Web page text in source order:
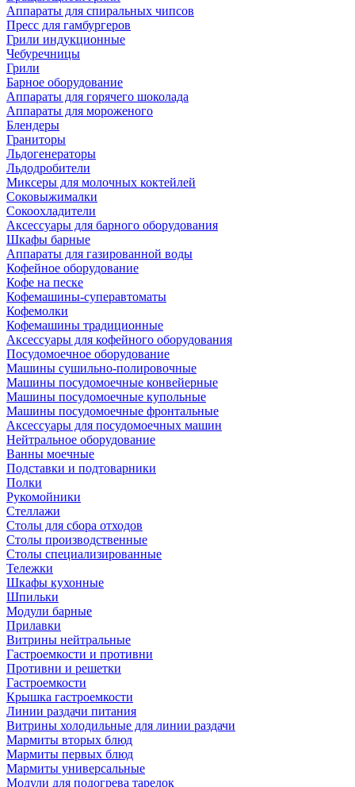
Аппараты для спиральных чипсов
Пресс для гамбургеров
Грили индукционные
Чебуречницы
Грили
Барное оборудование
Аппараты для горячего шоколада
Аппараты для мороженого
Блендеры
Граниторы
Льдогенераторы
Льдодробители
Миксеры для молочных коктейлей
Соковыжималки
Сокоохладители
Аксессуары для барного оборудования
Шкафы барные
Аппараты для газированной воды
Кофейное оборудование
Кофе на песке
Кофемашины-суперавтоматы
Кофемолки
Кофемашины традиционные
Аксессуары для кофейного оборудования
Посудомоечное оборудование
Машины сушильно-полировочные
Машины посудомоечные конвейерные
Машины посудомоечные купольные
Машины посудомоечные фронтальные
Аксессуары для посудомоечных машин
Нейтральное оборудование
Ванны моечные
Подставки и подтоварники
Полки
Рукомойники
Стеллажи
Столы для сбора отходов
Столы производственные
Столы специализированные
Тележки
Шкафы кухонные
Шпильки
Модули барные
Прилавки
Витрины нейтральные
Гастроемкости и противни
Противни и решетки
Гастроемкости
Крышка гастроемкости
Линии раздачи питания
Витрины холодильные для линии раздачи
Мармиты вторых блюд
Мармиты первых блюд
Мармиты универсальные
Модули для подогрева тарелок